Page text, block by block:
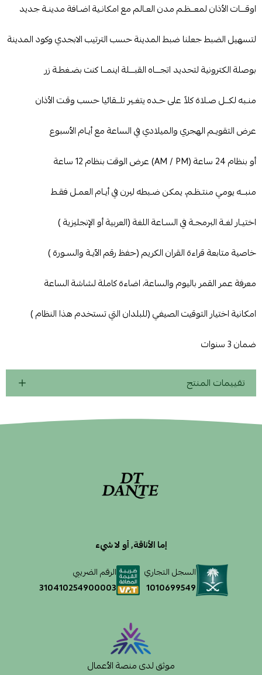
اوقـــات الأذان لمعــظـم مدن العـالم مع امكانـية اضـافة مدينـة جديد
لتسهيل الضبط جعلنا ضبط المدينة حسب الترتيب الابجدي وكود المدينة
بوصلة الكترونية لتحديد اتجـــاه القبـــلة اينمــا كنت بضـغطـة زر
منـبه لكــل صـلاة كلاً على حـده يتغـير تلــقائيا حسب وقـت الأذان
عرض التقويـم الهجري والميلادي في الساعة مع أيـام الأسبوع
أو بنظام 24 ساعة (AM / PM) عرض الوقت بنظام 12 ساعة
منبــه يومي منتـظـم، يمكن ضـبطه ليرن في أيـام العمـل فقـط
اختيـار لغـة البرمجـة في السـاعة اللغة (العربية أو الإنجليزية )
خاصية متابعة قراءة القران الكريم (حفظ رقم الآيـة والسـورة )
معرفة عمر القمر باليوم والساعة، اضاءة كاملة لشاشة الساعة
امكانية اختيار التوقيت الصيفي (للبلدان التي تستخدم هذا النظام )
ضمان 3 سنوات
تقييمات المنتج
إما الأناقة, أو لا شيء
السجل التجاري
1010699549
الرقم الضريبي
310410254900003
موثق لدى منصة الأعمال